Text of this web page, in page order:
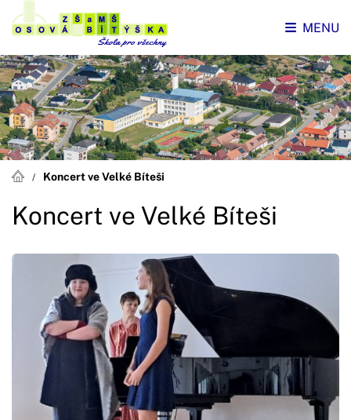
MENU
Koncert ve Velké Bíteši
Koncert ve Velké Bíteši